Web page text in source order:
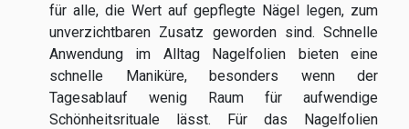
für alle, die Wert auf gepflegte Nägel legen, zum
unverzichtbaren Zusatz geworden sind. Schnelle
Anwendung im Alltag Nagelfolien bieten eine
schnelle Maniküre, besonders wenn der
Tagesablauf wenig Raum für aufwendige
Schönheitsrituale lässt. Für das Nagelfolien